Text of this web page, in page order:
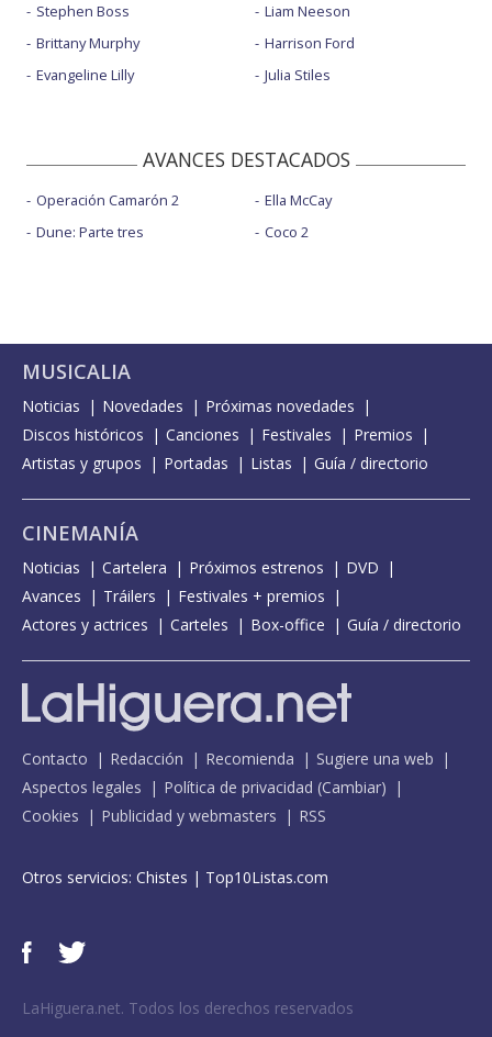
Stephen Boss
Brittany Murphy
Evangeline Lilly
Liam Neeson
Harrison Ford
Julia Stiles
AVANCES DESTACADOS
Operación Camarón 2
Dune: Parte tres
Ella McCay
Coco 2
MUSICALIA
Noticias Novedades
Próximas novedades
Discos históricos
Canciones Festivales
Premios
Artistas y grupos
Portadas Listas Guía / directorio
CINEMANÍA
Noticias Cartelera Próximos estrenos
DVD
Avances
Tráilers
Festivales + premios
Actores y actrices
Carteles Box-office Guía / directorio
Contacto Redacción Recomienda
Sugiere una web
Aspectos legales
Política de privacidad (Cambiar)
Cookies
Publicidad y webmasters RSS
Otros servicios: Chistes | Top10Listas.com
LaHiguera.net. Todos los derechos reservados